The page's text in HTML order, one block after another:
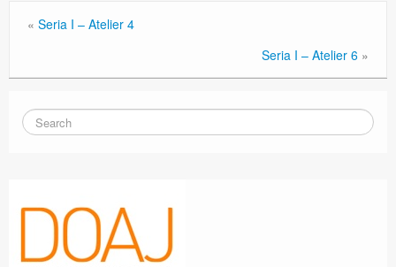
« Seria I – Atelier 4
Seria I – Atelier 6 »